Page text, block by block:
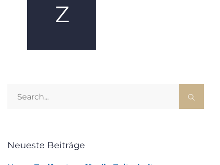
Z
Neueste Beiträge